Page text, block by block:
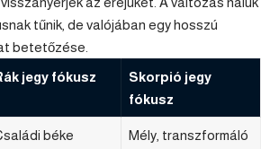
tűnik, de valójában egy hosszú
betetőzése.
jegy fókusz Skorpió jegy
fókusz
béke
Mély, transzformáló